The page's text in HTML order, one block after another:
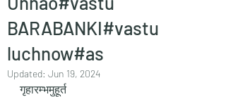
BARABANKI#vastu
luchnow#as
Updated: Jun 19, 2024
गृहारम्भमुहूर्त